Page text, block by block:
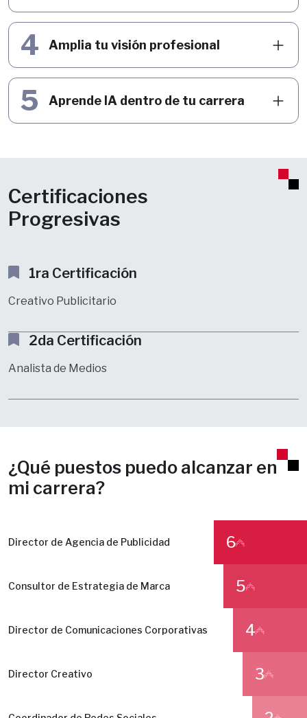
4 Amplia tu visión profesional
5 Aprende IA dentro de tu carrera
Certificaciones
Progresivas
1ra Certificación
Creativo Publicitario
2da Certificación
Analista de Medios
¿Qué puestos puedo alcanzar en
mi carrera?
Director de Agencia de Publicidad 6
Consultor de Estrategia de Marca 5
Director de Comunicaciones Corporativas 4
Director Creativo 3